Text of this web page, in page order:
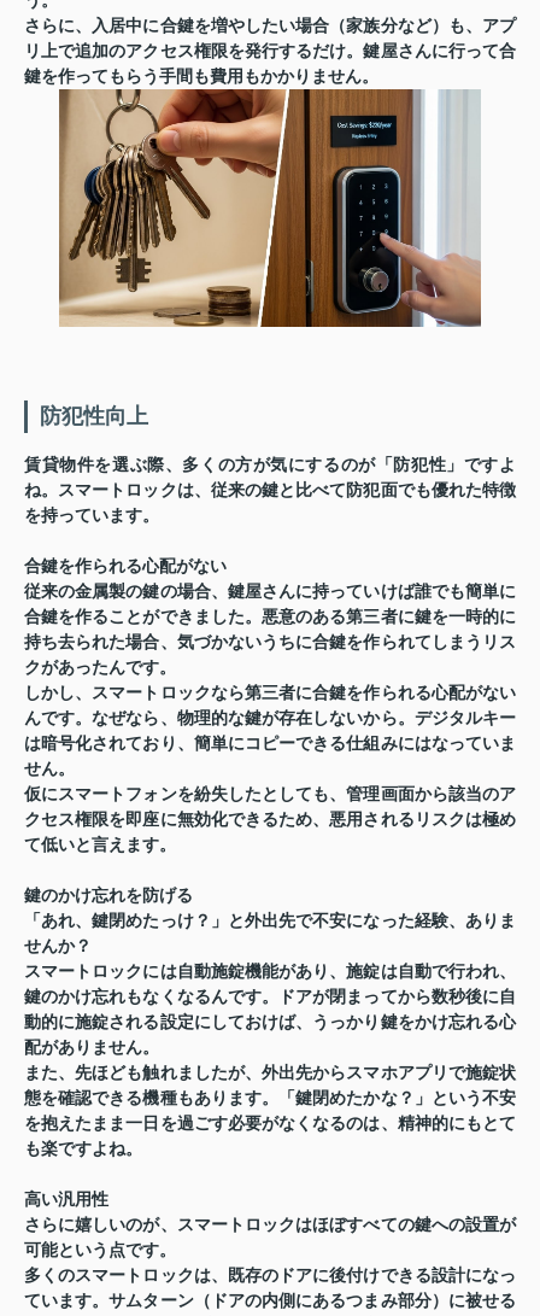
さらに、入居中に合鍵を増やしたい場合（家族分など）も、アプ
リ上で追加のアクセス権限を発行するだけ。鍵屋さんに行って合
鍵を作ってもらう手間も費用もかかりません。
防犯性向上
賃貸物件を選ぶ際、多くの方が気にするのが「防犯性」ですよ
ね。スマートロックは、従来の鍵と比べて防犯面でも優れた特徴
を持っています。
合鍵を作られる心配がない
従来の金属製の鍵の場合、鍵屋さんに持っていけば誰でも簡単に
合鍵を作ることができました。悪意のある第三者に鍵を一時的に
持ち去られた場合、気づかないうちに合鍵を作られてしまうリス
クがあったんです。
しかし、スマートロックなら第三者に合鍵を作られる心配がない
んです。なぜなら、物理的な鍵が存在しないから。デジタルキー
は暗号化されており、簡単にコピーできる仕組みにはなっていま
せん。
仮にスマートフォンを紛失したとしても、管理画面から該当のア
クセス権限を即座に無効化できるため、悪用されるリスクは極め
て低いと言えます。
鍵のかけ忘れを防げる
「あれ、鍵閉めたっけ？」と外出先で不安になった経験、ありま
せんか？
スマートロックには自動施錠機能があり、施錠は自動で行われ、
鍵のかけ忘れもなくなるんです。ドアが閉まってから数秒後に自
動的に施錠される設定にしておけば、うっかり鍵をかけ忘れる心
配がありません。
また、先ほども触れましたが、外出先からスマホアプリで施錠状
態を確認できる機種もあります。「鍵閉めたかな？」という不安
を抱えたまま一日を過ごす必要がなくなるのは、精神的にもとて
も楽ですよね。
高い汎用性
さらに嬉しいのが、スマートロックはほぼすべての鍵への設置が
可能という点です。
多くのスマートロックは、既存のドアに後付けできる設計になっ
ています。サムターン（ドアの内側にあるつまみ部分）に被せる